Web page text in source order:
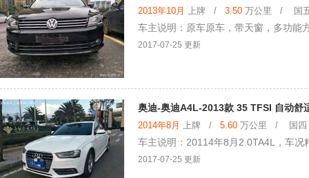
2013年10月 上牌 / 3.50 万公里 / 国五
车主说明：原车原车，带天窗，多功能
2017-07-25 更新
奥迪-奥迪A4L-2013款 35 TFSI 自动舒
2014年8月 上牌 / 5.60 万公里 / 国四 /
车主说明：20114年8月2.0TA4L，车
2017-07-25 更新